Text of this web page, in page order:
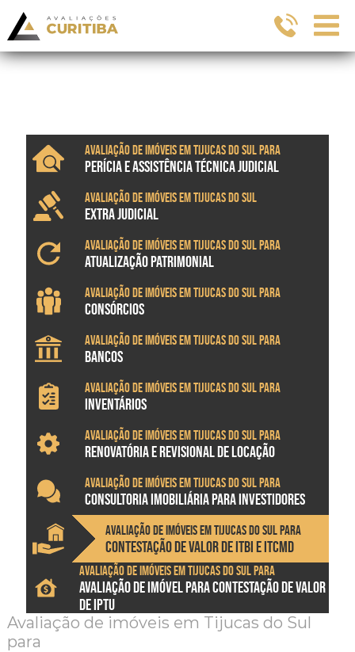
Avaliação de imóveis em Tijucas do Sul para
PERÍCIA E ASSISTÊNCIA TÉCNICA JUDICIAL
Avaliação de imóveis em Tijucas do Sul
EXTRA JUDICIAL
Avaliação de imóveis em Tijucas do Sul para
ATUALIZAÇÃO PATRIMONIAL
Avaliação de imóveis em Tijucas do Sul para
CONSÓRCIOS
Avaliação de imóveis em Tijucas do Sul para
BANCOS
Avaliação de imóveis em Tijucas do Sul para
INVENTÁRIOS
Avaliação de imóveis em Tijucas do Sul para
RENOVATÓRIA E REVISIONAL DE LOCAÇÃO
Avaliação de imóveis em Tijucas do Sul para
CONSULTORIA IMOBILIÁRIA PARA INVESTIDORES
Avaliação de imóveis em Tijucas do Sul para
CONTESTAÇÃO DE VALOR DE ITBI E ITCMD
Avaliação de imóveis em Tijucas do Sul para
AVALIAÇÃO DE IMÓVEL PARA CONTESTAÇÃO DE VALOR
DE IPTU
Avaliação de imóveis em Tijucas do Sul
para